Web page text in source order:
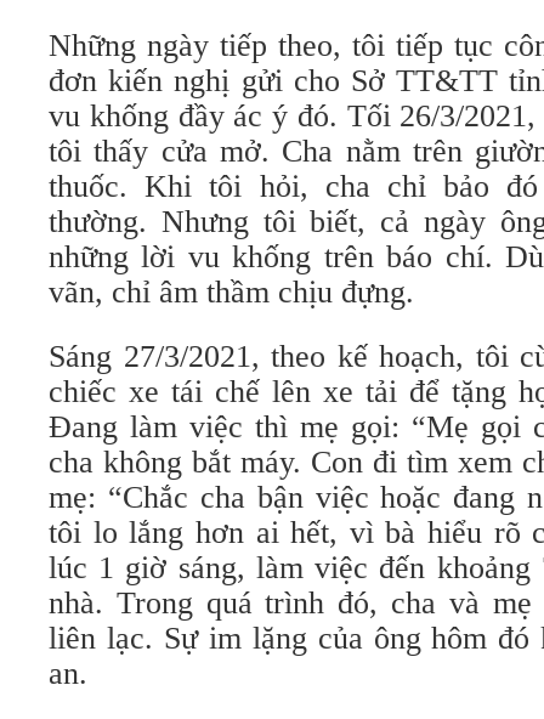
Những ngày tiếp theo, tôi tiếp tục
đơn kiến nghị gửi cho Sở TT&TT
vu khống đầy ác ý đó. Tối 26/3/
tôi thấy cửa mở. Cha nằm trên
thuốc. Khi tôi hỏi, cha chỉ bảo
thường. Nhưng tôi biết, cả ngày
những lời vu khống trên báo chí.
vãn, chỉ âm thầm chịu đựng.
Sáng 27/3/2021, theo kế hoạch, tôi
chiếc xe tái chế lên xe tải để tặng
Đang làm việc thì mẹ gọi: “Mẹ gọi
cha không bắt máy. Con đi tìm xem
mẹ: “Chắc cha bận việc hoặc đang
tôi lo lắng hơn ai hết, vì bà hiểu rõ
lúc 1 giờ sáng, làm việc đến khoảng
nhà. Trong quá trình đó, cha và
liên lạc. Sự im lặng của ông hôm đó
an.